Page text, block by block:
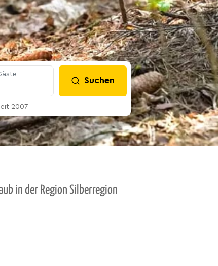
Suchen
2007
in der Region Silberregion